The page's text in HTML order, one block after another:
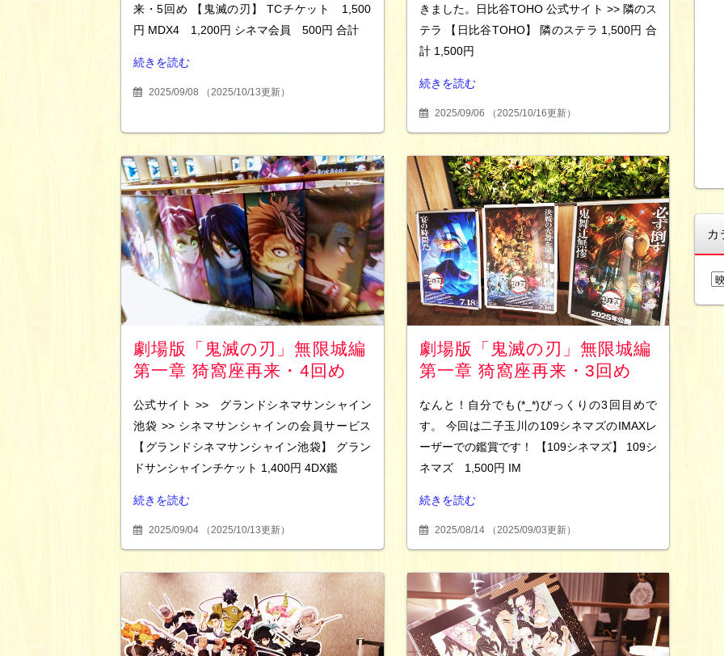
来・5回め 【鬼滅の刃】 TCチケット 1,500
円 MDX4 1,200円 シネマ会員 500円 合計
続きを読む
2025/09/08 （2025/10/13更新）
きました。日比谷TOHO 公式サイト >> 隣のス
テラ 【日比谷TOHO】 隣のステラ 1,500円 合
計 1,500円
続きを読む
2025/09/06 （2025/10/16更新）
劇場版「鬼滅の刃」無限城編
第一章 猗窩座再来・4回め
公式サイト >> グランドシネマサンシャイン
池袋 >> シネマサンシャインの会員サービス
【グランドシネマサンシャイン池袋】 グラン
ドサンシャインチケット 1,400円 4DX鑑
続きを読む
2025/09/04 （2025/10/13更新）
劇場版「鬼滅の刃」無限城編
第一章 猗窩座再来・3回め
なんと！自分でも(*_*)びっくりの3回目めで
す。 今回は二子玉川の109シネマズのIMAXレ
ーザーでの鑑賞です！ 【109シネマズ】 109シ
ネマズ 1,500円 IM
続きを読む
2025/08/14 （2025/09/03更新）
カ
カ